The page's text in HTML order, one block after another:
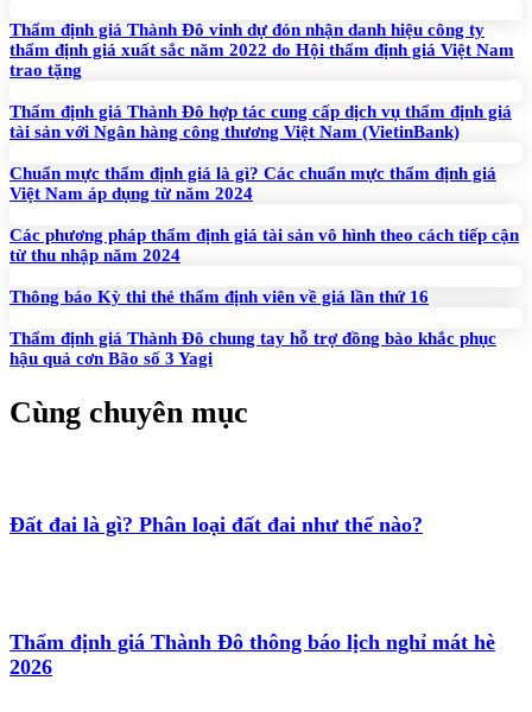
Thẩm định giá Thành Đô vinh dự đón nhận danh hiệu công ty
thẩm định giá xuất sắc năm 2022 do Hội thẩm định giá Việt Nam
trao tặng
Thẩm định giá Thành Đô hợp tác cung cấp dịch vụ thẩm định giá
tài sản với Ngân hàng công thương Việt Nam (VietinBank)
Chuẩn mực thẩm định giá là gì? Các chuẩn mực thẩm định giá
Việt Nam áp dụng từ năm 2024
Các phương pháp thẩm định giá tài sản vô hình theo cách tiếp cận
từ thu nhập năm 2024
Thông báo Kỳ thi thẻ thẩm định viên về giá lần thứ 16
Thẩm định giá Thành Đô chung tay hỗ trợ đồng bào khắc phục
hậu quả cơn Bão số 3 Yagi
Cùng chuyên mục
Đất đai là gì? Phân loại đất đai như thế nào?
Thẩm định giá Thành Đô thông báo lịch nghỉ mát hè
2026